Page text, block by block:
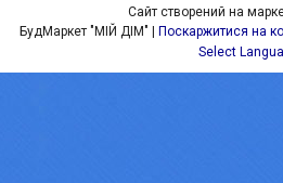
Сайт створений на
Поскаржитися на
Select